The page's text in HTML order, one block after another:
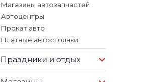
Магазины автозапчастей
Автоцентры
Прокат авто
Платные автостоянки
Праздники и отдых